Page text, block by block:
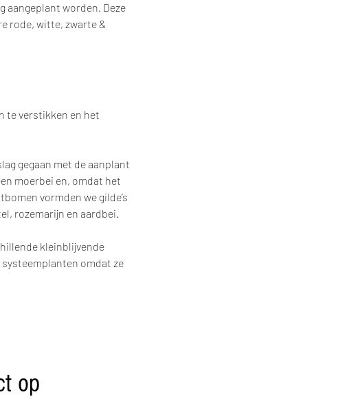
aangeplant worden. Deze
rode, witte, zwarte &
te verstikken en het
gegaan met de aanplant
moerbei en, omdat het
vormden we gilde’s
rozemarijn en aardbei.
kleinblijvende
omdat ze
op